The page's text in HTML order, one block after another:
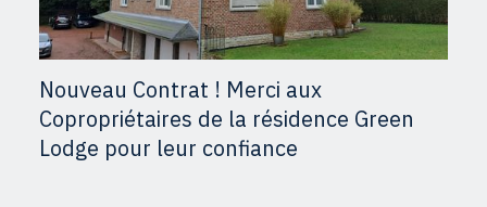
Nouveau Contrat ! Merci aux
Copropriétaires de la résidence Green
Lodge pour leur confiance